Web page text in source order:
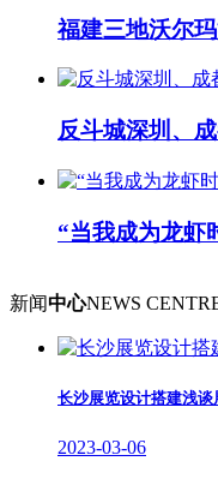
福建三地沃尔
反斗城深圳、
“当我成为龙虾
新闻中心NEWS
长沙展览设计搭建浅
2023-03-06